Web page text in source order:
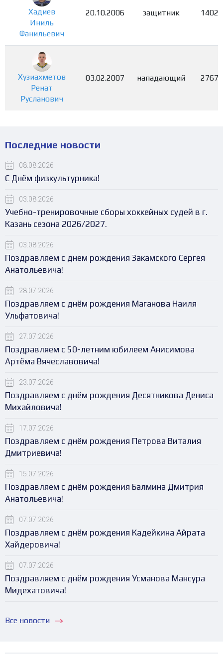
Хадиев
Иниль
Фанильевич
20.10.2006 защитник 1402
Хузиахметов
Ренат
Русланович
03.02.2007 нападающий 2767
Последние новости
08.08.2026
С Днём физкультурника!
03.08.2026
Учебно-тренировочные сборы хоккейных судей в г.
Казань сезона 2026/2027.
03.08.2026
Поздравляем с днем рождения Закамского Сергея
Анатольевича!
28.07.2026
Поздравляем с днём рождения Маганова Наиля
Ульфатовича!
27.07.2026
Поздравляем с 50-летним юбилеем Анисимова
Артёма Вячеславовича!
23.07.2026
Поздравляем с днём рождения Десятникова Дениса
Михайловича!
17.07.2026
Поздравляем с днём рождения Петрова Виталия
Дмитриевича!
15.07.2026
Поздравляем с днём рождения Балмина Дмитрия
Анатольевича!
07.07.2026
Поздравляем с днём рождения Кадейкина Айрата
Хайдеровича!
07.07.2026
Поздравляем с днём рождения Усманова Мансура
Мидехатовича!
Все новости